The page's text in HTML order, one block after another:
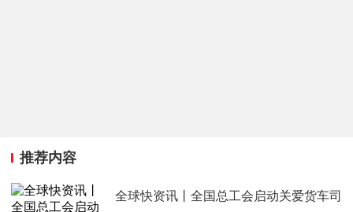
推荐内容
全球快资讯丨全国总工会启动关爱货车司